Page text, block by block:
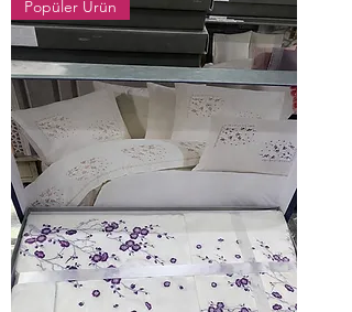
Popüler Ürün